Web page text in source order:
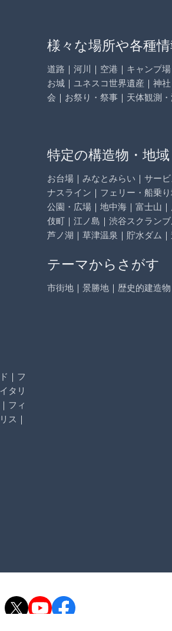
｜ フ
イタリ
｜ フィ
ス ｜
様々な場所や各種
道路 ｜ 河川 ｜ 空港 ｜ キャンプ場
お城 ｜ ユネスコ世界遺産 ｜ 神社
会 ｜ お祭り・祭事 ｜ 天体観測
特定の構造物・地
お台場 ｜ みなとみらい ｜ サー
ナスライン ｜ フェリー・船乗
公園・広場 ｜ 地中海 ｜ 富士山 ｜
伎町 ｜ 江ノ島 ｜ 渋谷スクラン
芦ノ湖 ｜ 草津温泉 ｜ 貯水ダム ｜
テーマからさがす
市街地 ｜ 景勝地 ｜ 歴史的建造物